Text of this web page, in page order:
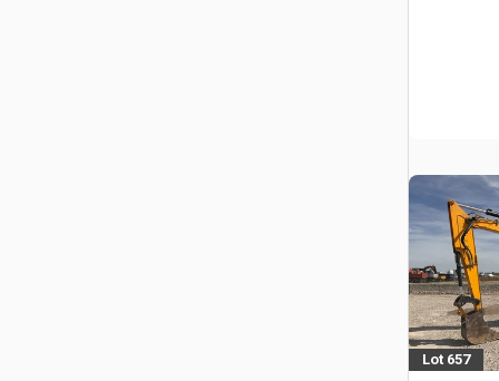
Lot 657